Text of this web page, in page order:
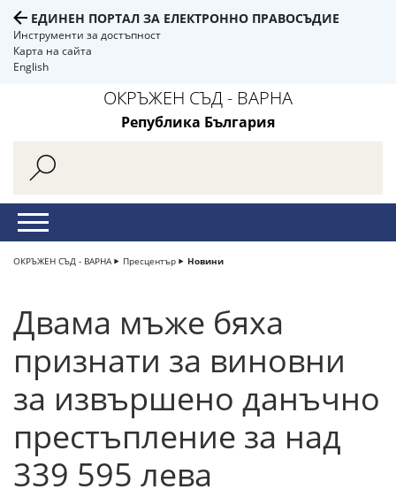
ЕДИНЕН ПОРТАЛ ЗА ЕЛЕКТРОННО ПРАВОСЪДИЕ
Инструменти за достъпност
Карта на сайта
English
ОКРЪЖЕН СЪД - ВАРНА
Република България
ОКРЪЖЕН СЪД - ВАРНА Пресцентър Новини
Двама мъже бяха
признати за виновни
за извършено данъчно
престъпление за над
339 595 лева